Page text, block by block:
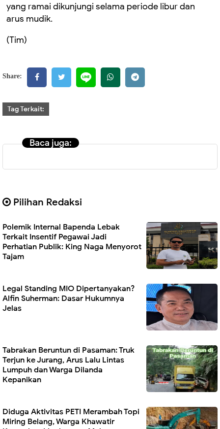
yang ramai dikunjungi selama periode libur dan
arus mudik.
(Tim)
Share:
Tag Terkait:
Baca juga:
Pilihan Redaksi
Polemik Internal Bapenda Lebak
Terkait Insentif Pegawai Jadi
Perhatian Publik: King Naga Menyorot
Tajam
Legal Standing MIO Dipertanyakan?
Alfin Suherman: Dasar Hukumnya
Jelas
Tabrakan Beruntun di Pasaman: Truk
Terjun ke Jurang, Arus Lalu Lintas
Lumpuh dan Warga Dilanda
Kepanikan
Diduga Aktivitas PETI Merambah Topi
Miring Belang, Warga Khawatir